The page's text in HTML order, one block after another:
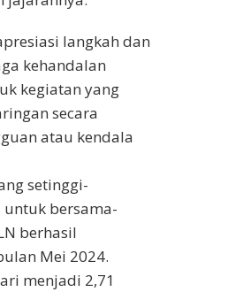
langkah dan
kehandalan
kegiatan yang
secara
atau kendala
setinggi-
untuk bersama-
berhasil
Mei 2024.
menjadi 2,71